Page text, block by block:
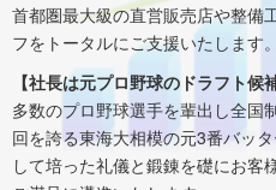
首都圏最大級の直営販売店や整備
フをトータルにご支援いたします。
【社長は元プロ野球のドラフト候
多数のプロ野球選手を輩出し全国
回を誇る東海大相模の元3番バッタ
して培った礼儀と鍛錬を礎にお客